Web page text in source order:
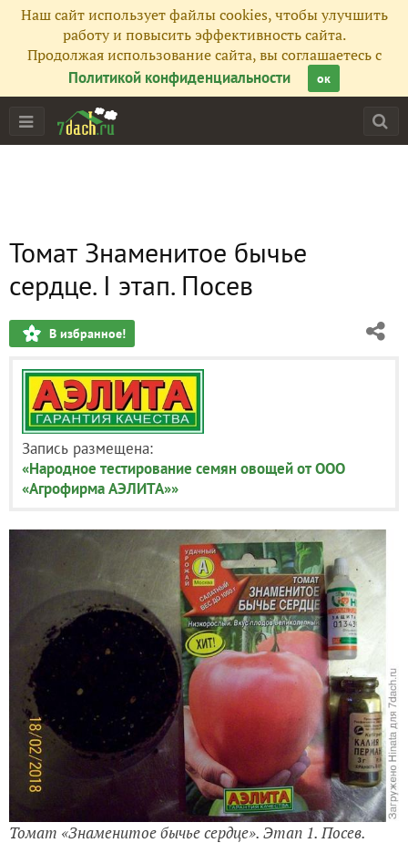
Наш сайт использует файлы cookies, чтобы улучшить
работу и повысить эффективность сайта.
Продолжая использование сайта, вы соглашаетесь с
Политикой конфиденциальности
ок
Томат Знаменитое бычье
сердце. I этап. Посев
В избранное!
Запись размещена:
«Народное тестирование семян овощей от ООО
«Агрофирма АЭЛИТА»»
Томат «Знаменитое бычье сердце». Этап 1. Посев.